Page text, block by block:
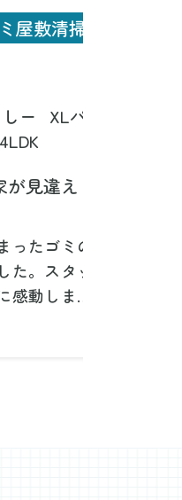
ー
XLパ
4LDK
屋敷清掃
が見違え
ったゴミの
た。スタッ
動しまし